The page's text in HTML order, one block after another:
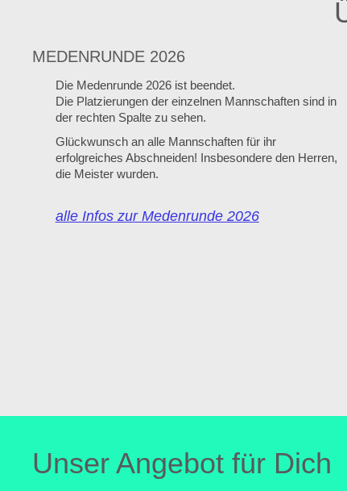
MEDENRUNDE 2026
Die Medenrunde 2026 ist beendet.
Die Platzierungen der einzelnen Mannschaften sind in
der rechten Spalte zu sehen.
Glückwunsch an alle Mannschaften für ihr
erfolgreiches Abschneiden! Insbesondere den Herren,
die Meister wurden.
alle Infos zur Medenrunde 2026
Unser Angebot für Dich